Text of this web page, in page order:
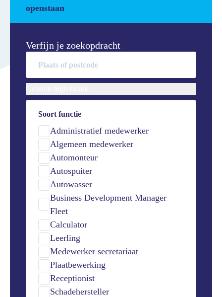
openstaan
Verfijn je zoekopdracht
Soort functie
Administratief medewerker
Algemeen medewerker
Automonteur
Autospuiter
Autowasser
Business Development Manager
Fleet
Calculator
Leerling
Medewerker secretariaat
Plaatbewerking
Receptionist
Schadehersteller